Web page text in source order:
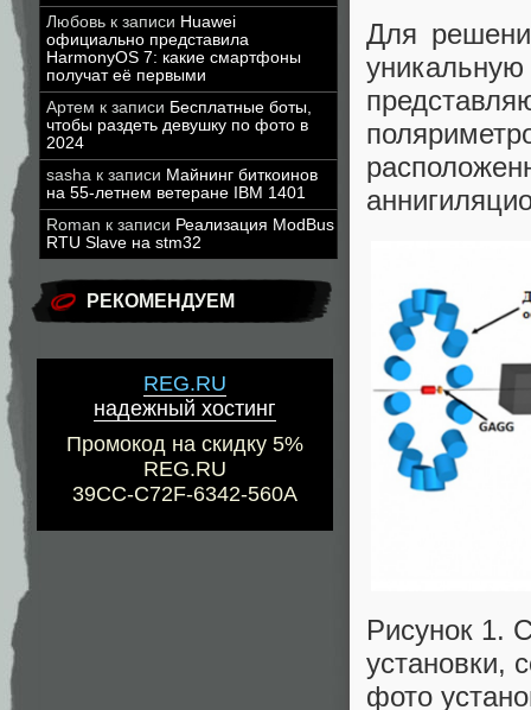
Любовь к записи Huawei
официально представила
HarmonyOS 7: какие смартфоны
получат её первыми
Артем к записи Бесплатные боты,
чтобы раздеть девушку по фото в
2024
sasha к записи Майнинг биткоинов
на 55-летнем ветеране IBM 1401
Roman к записи Реализация ModBus
RTU Slave на stm32
РЕКОМЕНДУЕМ
REG.RU
надежный хостинг
Промокод на скидку 5%
REG.RU
39CC-C72F-6342-560A
Для
Рисунок 1.
установки,
фото